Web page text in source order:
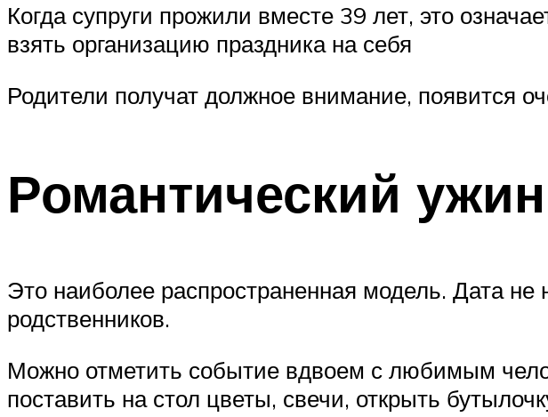
Когда супруги прожили вместе 39 лет, это
взять организацию праздника на себя
Родители получат должное внимание, появится
Романтический
Это наиболее распространенная модель. Дата не
родственников.
Можно отметить событие вдвоем с любимым
поставить на стол цветы, свечи, открыть